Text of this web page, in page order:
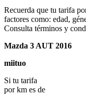
Recuerda que tu tarifa
factores como: edad,
Consulta términos y
Mazda 3 AUT 2016
miituo
Si tu tarifa
por km es de